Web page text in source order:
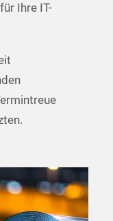
Ihre IT-